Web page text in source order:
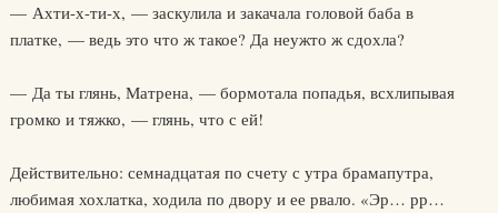
— Ахти-х-ти-х, — заскулила и закачала головой баба в
платке, — ведь это что ж такое? Да неужто ж сдохла?
— Да ты глянь, Матрена, — бормотала попадья, всхлипывая
громко и тяжко, — глянь, что с ей!
Действительно: семнадцатая по счету с утра брамапутра,
любимая хохлатка, ходила по двору и ее рвало. «Эр… рр…